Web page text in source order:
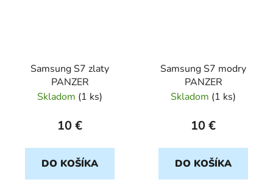
Samsung S7 zlaty
PANZER
Skladom (1 ks)
10 €
DO KOŠÍKA
Samsung S7 modry
PANZER
Skladom (1 ks)
10 €
DO KOŠÍKA